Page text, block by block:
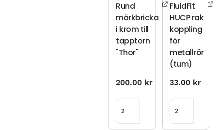
Rund
märkbricka
i krom till
tapptorn
"Thor"
200.00 kr
FluidFit
HUCP rak
koppling
för
metallrör
(tum)
33.00 kr